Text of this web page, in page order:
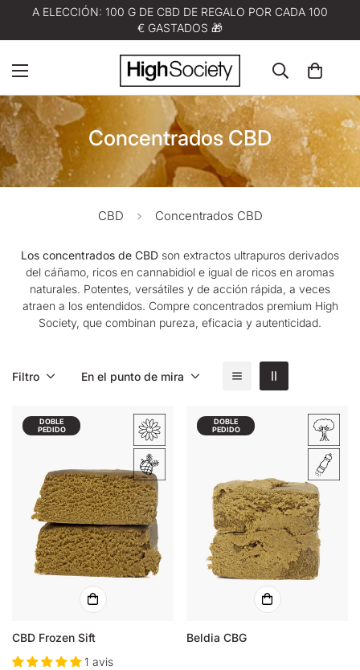
A ELECCIÓN: 100 G DE CBD DE REGALO POR CADA 100
€ GASTADOS 🎁
Concentrados CBD
CBD Concentrados CBD
Los concentrados de CBD son extractos ultrapuros derivados
del cáñamo, ricos en cannabidiol e igual de ricos en aromas
naturales. Potentes, versátiles y de acción rápida, a veces
atraen a los entendidos. Compre concentrados premium High
Society, que combinan pureza, eficacia y autenticidad.
Filtro En el punto de mira
DOBLE
PEDIDO
CBD Frozen Sift
1 avis
DOBLE
PEDIDO
Beldia CBG